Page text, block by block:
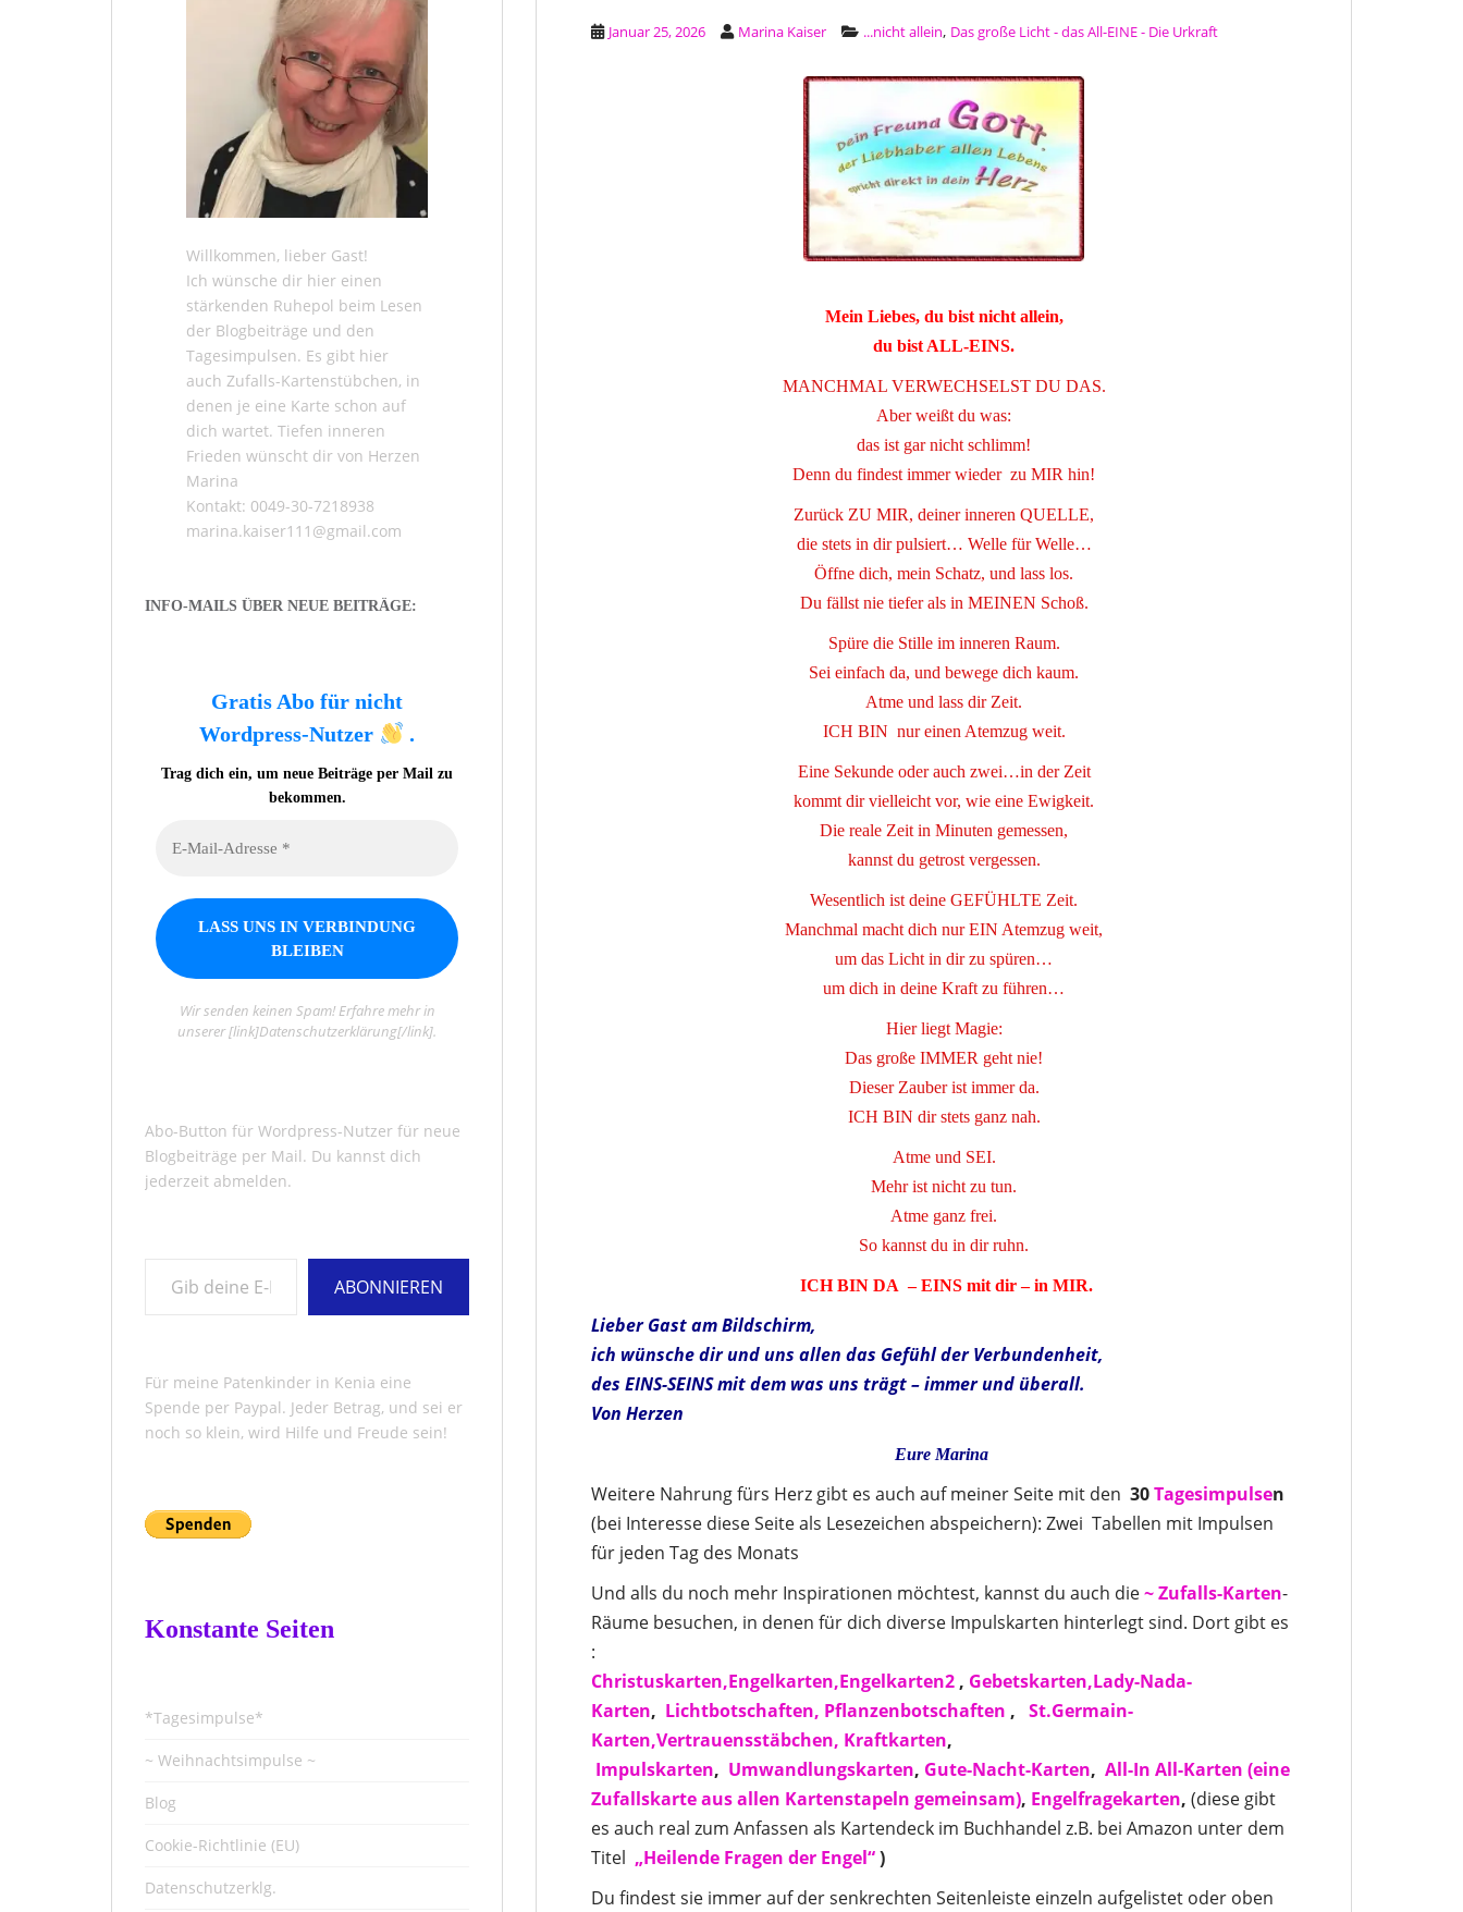
Januar 25, 2026 Marina Kaiser ...nicht allein, Das große Licht - das All-EINE - Die Urkraft
Mein Liebes, du bist nicht allein,
du bist ALL-EINS.
MANCHMAL VERWECHSELST DU DAS.
Aber weißt du was:
das ist gar nicht schlimm!
Denn du findest immer wieder zu MIR hin!
Zurück ZU MIR, deiner inneren QUELLE,
die stets in dir pulsiert… Welle für Welle…
Öffne dich, mein Schatz, und lass los.
Du fällst nie tiefer als in MEINEN Schoß.
Spüre die Stille im inneren Raum.
Sei einfach da, und bewege dich kaum.
Atme und lass dir Zeit.
ICH BIN nur einen Atemzug weit.
Eine Sekunde oder auch zwei…in der Zeit
kommt dir vielleicht vor, wie eine Ewigkeit.
Die reale Zeit in Minuten gemessen,
kannst du getrost vergessen.
Wesentlich ist deine GEFÜHLTE Zeit.
Manchmal macht dich nur EIN Atemzug weit,
um das Licht in dir zu spüren…
um dich in deine Kraft zu führen…
Hier liegt Magie:
Das große IMMER geht nie!
Dieser Zauber ist immer da.
ICH BIN dir stets ganz nah.
Atme und SEI.
Mehr ist nicht zu tun.
Atme ganz frei.
So kannst du in dir ruhn.
ICH BIN DA –EINS mit dir –in MIR.
Lieber Gast am Bildschirm,
ich wünsche dir und uns allen das Gefühl der Verbundenheit,
des EINS-SEINS mit dem was uns trägt – immer und überall.
Von Herzen
Eure Marina
Weitere Nahrung fürs Herz gibt es auch auf meiner Seite mit den 30Tagesimpulsen
(bei Interesse diese Seite als Lesezeichen abspeichern): Zwei Tabellen mit Impulsen
für jeden Tag des Monats
Und alls du noch mehr Inspirationen möchtest, kannst du auch die~ Zufalls-Karten-
Räume besuchen, in denen für dich diverse Impulskarten hinterlegt sind. Dort gibt es
:
Christuskarten,Engelkarten,Engelkarten2 , Gebetskarten,Lady-Nada-
Karten, Lichtbotschaften, Pflanzenbotschaften , St.Germain-
Karten,Vertrauensstäbchen, Kraftkarten,
Impulskarten, Umwandlungskarten, Gute-Nacht-Karten, All-In All-Karten (eine
Zufallskarte aus allen Kartenstapeln gemeinsam), Engelfragekarten, (diese gibt
es auch real zum Anfassen als Kartendeck im Buchhandel z.B. bei Amazon unter dem
Titel „Heilende Fragen der Engel“)
Du findest sie immer auf der senkrechten Seitenleiste einzeln aufgelistet oder oben
Willkommen, lieber Gast!
Ich wünsche dir hier einen
stärkenden Ruhepol beim Lesen
der Blogbeiträge und den
Tagesimpulsen. Es gibt hier
auch Zufalls-Kartenstübchen, in
denen je eine Karte schon auf
dich wartet. Tiefen inneren
Frieden wünscht dir von Herzen
Marina
Kontakt: 0049-30-7218938
marina.kaiser111@gmail.com
INFO-MAILS ÜBER NEUE BEITRÄGE:
Gratis Abo für nicht
Wordpress-Nutzer
.
Trag dich ein, um neue Beiträge per Mail zu
bekommen.
Wir senden keinen Spam! Erfahre mehr in
unserer [link]Datenschutzerklärung[/link].
Abo-Button für Wordpress-Nutzer für neue
Blogbeiträge per Mail. Du kannst dich
jederzeit abmelden.
ABONNIEREN
Für meine Patenkinder in Kenia eine
Spende per Paypal. Jeder Betrag, und sei er
noch so klein, wird Hilfe und Freude sein!
Konstante Seiten
*Tagesimpulse*
~ Weihnachtsimpulse ~
Blog
Cookie-Richtlinie (EU)
Datenschutzerklg.